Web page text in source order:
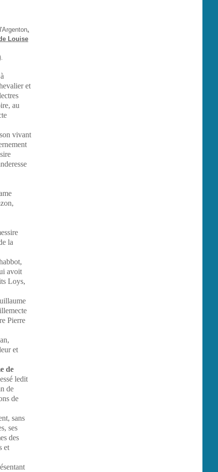
,
Louise
et
au
vivant
la
avoit
Loys,
Pierre
et
de
ledit
de
de
sans
ses
des
et